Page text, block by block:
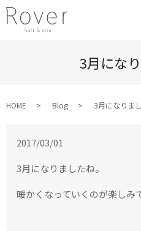
3月にな
HOME Blog 3月になりまし
2017/03/01
3月になりましたね。
暖かくなっていくのが楽しみ